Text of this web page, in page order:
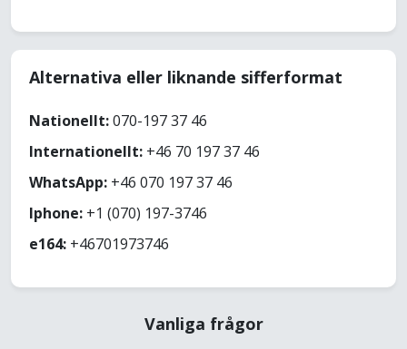
Alternativa eller liknande sifferformat
Nationellt:070-197 37 46
Internationellt: +46 70 197 37 46
WhatsApp: +46 070 197 37 46
Iphone: +1 (070) 197-3746
e164: +46701973746
Vanliga frågor